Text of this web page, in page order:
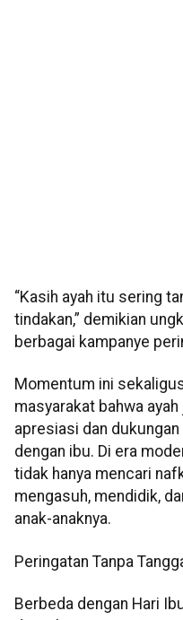
“Kasih ayah itu sering
tindakan,” demikian
berbagai kampanye
Momentum ini
masyarakat bahwa
apresiasi dan
dengan ibu. Di era
tidak hanya mencari
mengasuh, mendidik,
anak-anaknya.
Peringatan Tanpa
Berbeda dengan Hari